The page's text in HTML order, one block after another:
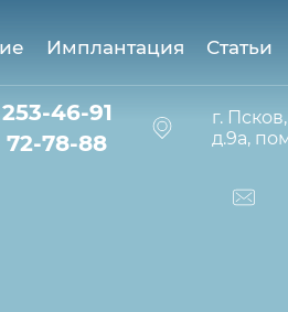
Имплантация Статьи
46-91
72-78-88
г.
д.9а,